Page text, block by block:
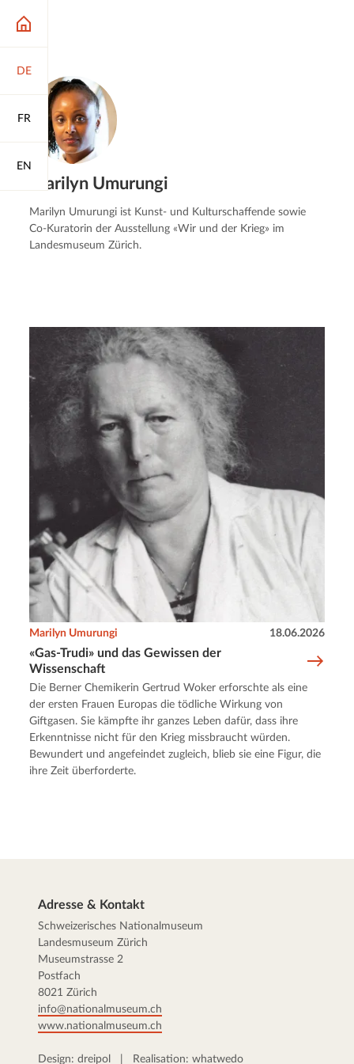
DE
FR
EN
Marilyn Umurungi
Marilyn Umurungi ist Kunst- und Kulturschaffende sowie
Co-Kuratorin der Ausstellung «Wir und der Krieg» im
Landesmuseum Zürich.
«Gas-Trudi» und das Gewissen der
Wissenschaft
Marilyn Umurungi 18.06.2026
Die Berner Chemikerin Gertrud Woker erforschte als eine
der ersten Frauen Europas die tödliche Wirkung von
Giftgasen. Sie kämpfte ihr ganzes Leben dafür, dass ihre
Erkenntnisse nicht für den Krieg missbraucht würden.
Bewundert und angefeindet zugleich, blieb sie eine Figur, die
ihre Zeit überforderte.
Adresse & Kontakt
Schweizerisches Nationalmuseum
Landesmuseum Zürich
Museumstrasse 2
Postfach
8021 Zürich
info@nationalmuseum.ch
www.nationalmuseum.ch
Design: dreipol | Realisation: whatwedo